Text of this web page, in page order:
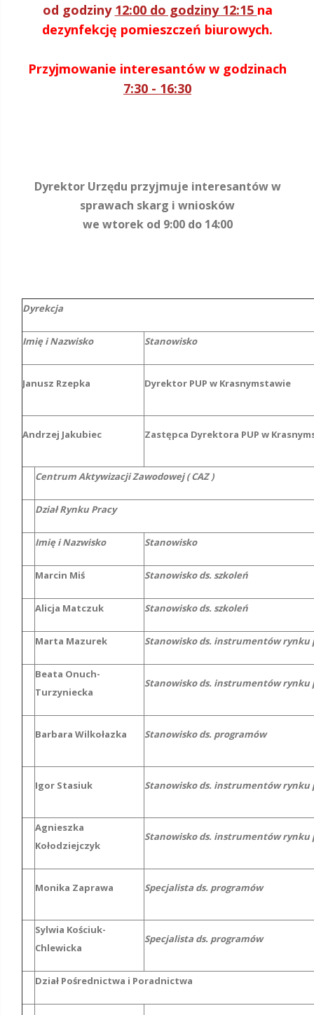
od godziny 12:00 do godziny 12:15 na
dezynfekcję pomieszczeń biurowych.
Przyjmowanie interesantów w godzinach
7:30 - 16:30
Dyrektor Urzędu przyjmuje interesantów w
sprawach skarg i wniosków
we wtorek od 9:00 do 14:00
Dyrekcja
Imię i Nazwisko Stanowisko
Janusz Rzepka Dyrektor PUP w Krasnymstawie
Andrzej Jakubiec Zastępca Dyrektora PUP w
Centrum Aktywizacji Zawodowej ( CAZ )
Dział Rynku Pracy
Imię i Nazwisko Stanowisko
Marcin Miś Stanowisko ds. szkoleń
Alicja Matczuk Stanowisko ds. szkoleń
Marta Mazurek Stanowisko ds. instrumentów rynku
Beata Onuch-
Turzyniecka
Stanowisko ds. instrumentów rynku
Barbara Wilkołazka Stanowisko ds. programów
Igor Stasiuk Stanowisko ds. instrumentów rynku
Agnieszka
Kołodziejczyk
Stanowisko ds. instrumentów rynku
Monika Zaprawa Specjalista ds. programów
Sylwia Kościuk-
Chlewicka
Specjalista ds. programów
Dział Pośrednictwa i Poradnictwa